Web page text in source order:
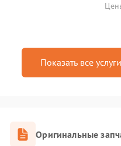
Показать все услуги
Оригинальные